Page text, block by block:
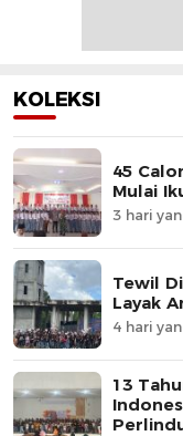
KOLEKSI
45
Mulai
3 hari
Tewil
Layak
4 hari
13